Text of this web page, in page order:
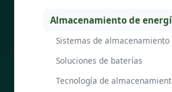
Almacenamiento de
Sistemas de almacenamiento
Soluciones de baterías
Tecnología de